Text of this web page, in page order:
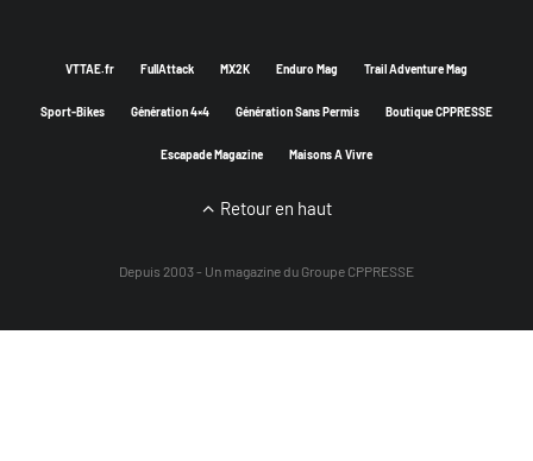
VTTAE.fr FullAttack MX2K Enduro Mag Trail Adventure Mag
Sport-Bikes Génération 4×4 Génération Sans Permis Boutique CPPRESSE
Escapade Magazine Maisons A Vivre
Retour en haut
Depuis 2003 - Un magazine du Groupe CPPRESSE